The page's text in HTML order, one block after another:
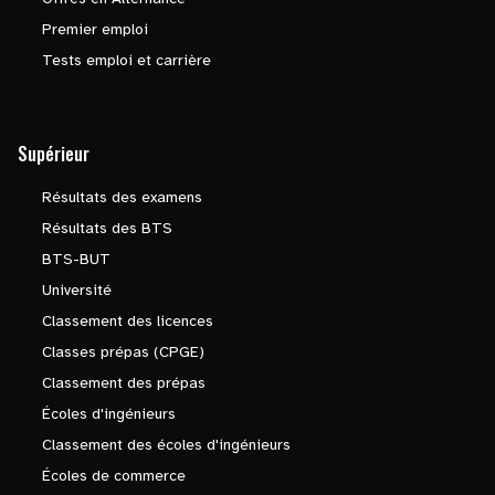
Premier emploi
Tests emploi et carrière
Supérieur
Résultats des examens
Résultats des BTS
BTS-BUT
Université
Classement des licences
Classes prépas (CPGE)
Classement des prépas
Écoles d'ingénieurs
Classement des écoles d'ingénieurs
Écoles de commerce